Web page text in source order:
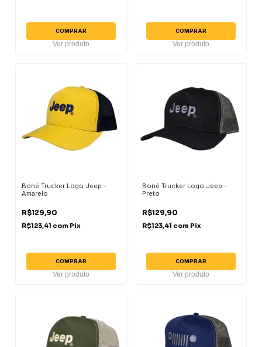
COMPRAR
Ver produto
COMPRAR
Ver produto
Boné Trucker Logo Jeep -
Amarelo
R$129,90
R$123,41 com Pix
COMPRAR
Ver produto
Boné Trucker Logo Jeep -
Preto
R$129,90
R$123,41 com Pix
COMPRAR
Ver produto